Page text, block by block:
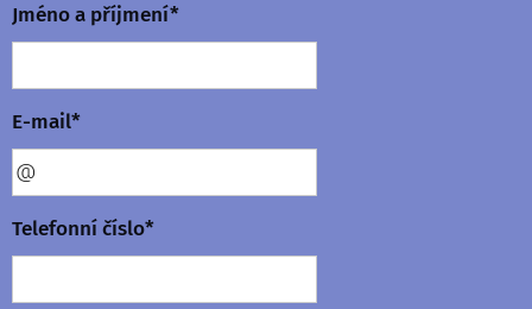
Jméno a příjmení*
E-mail*
Telefonní číslo*